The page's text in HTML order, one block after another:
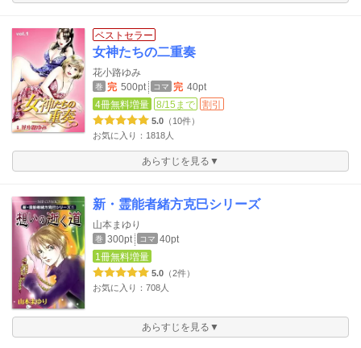
ベストセラー
女神たちの二重奏
花小路ゆみ
巻 完 500pt コマ 完 40pt
4冊無料増量
8/15まで 割引
5.0 （10件）
お気に入り：1818人
あらすじを見る▼
新・霊能者緒方克巳シリーズ
山本まゆり
巻 300pt コマ 40pt
1冊無料増量
5.0 （2件）
お気に入り：708人
あらすじを見る▼